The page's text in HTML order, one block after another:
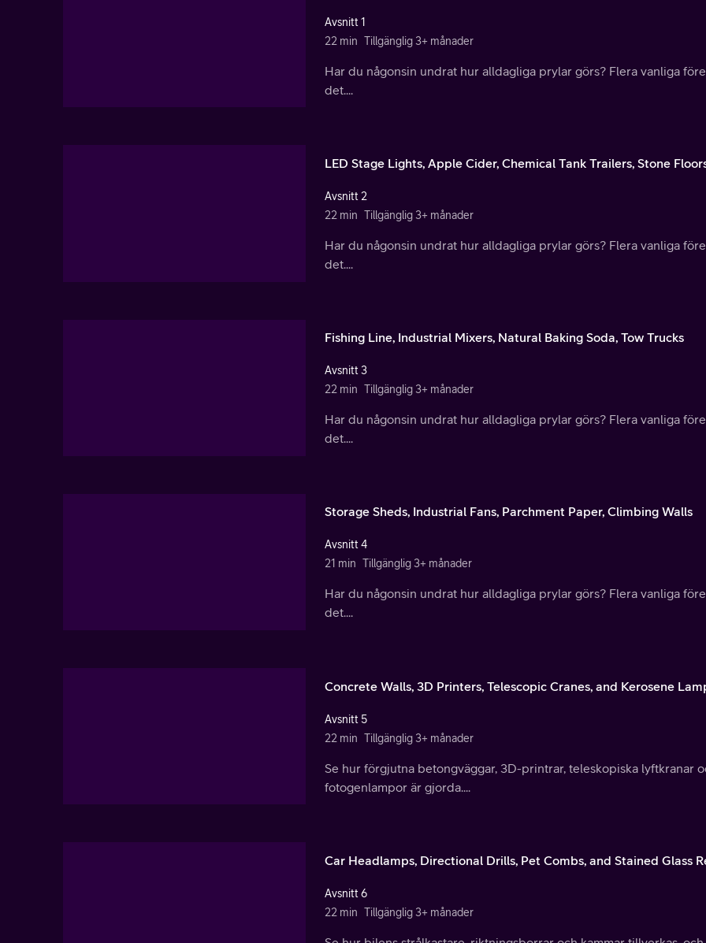
Avsnitt 1
22 min Tillgänglig 3+ månader
Har du någonsin undrat hur alldagliga prylar görs? Flera vanliga
det....
LED Stage Lights, Apple Cider, Chemical Tank Trailers, Stone
Avsnitt 2
22 min Tillgänglig 3+ månader
Har du någonsin undrat hur alldagliga prylar görs? Flera vanliga
det....
Fishing Line, Industrial Mixers, Natural Baking Soda, Tow Trucks
Avsnitt 3
22 min Tillgänglig 3+ månader
Har du någonsin undrat hur alldagliga prylar görs? Flera vanliga
det....
Storage Sheds, Industrial Fans, Parchment Paper, Climbing Walls
Avsnitt 4
21 min Tillgänglig 3+ månader
Har du någonsin undrat hur alldagliga prylar görs? Flera vanliga
det....
Concrete Walls, 3D Printers, Telescopic Cranes, and Kerosene
Avsnitt 5
22 min Tillgänglig 3+ månader
Se hur förgjutna betongväggar, 3D-printrar, teleskopiska lyftkranar
fotogenlampor är gjorda....
Car Headlamps, Directional Drills, Pet Combs, and Stained Glass
Avsnitt 6
22 min Tillgänglig 3+ månader